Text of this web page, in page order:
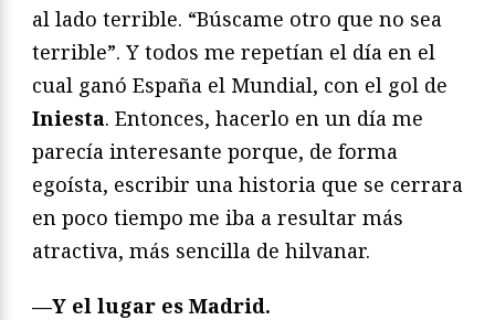
al lado terrible. “Búscame otro que no sea
terrible”. Y todos me repetían el día en el
cual ganó España el Mundial, con el gol de
Iniesta. Entonces, hacerlo en un día me
parecía interesante porque, de forma
egoísta, escribir una historia que se cerrara
en poco tiempo me iba a resultar más
atractiva, más sencilla de hilvanar.
—Y el lugar es Madrid.